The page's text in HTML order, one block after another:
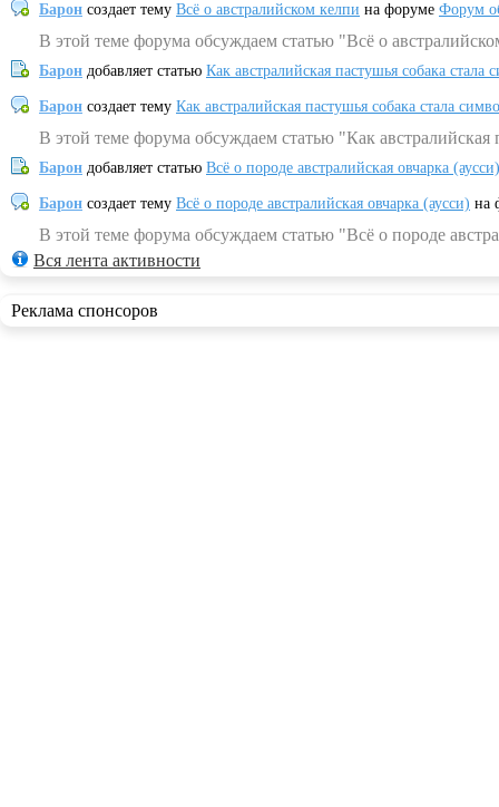
Барон создает тему Всё о австралийском келпи на форуме Форум
В этой теме форума обсуждаем статью "Всё о
Барон добавляет статью Как австралийская пастушья собака
Барон создает тему Как австралийская пастушья собака стала
В этой теме форума обсуждаем статью "Как
Барон добавляет статью Всё о породе австралийская овчарка (аусси)
Барон создает тему Всё о породе австралийская овчарка (аусси) на
В этой теме форума обсуждаем статью "Всё о породе
Вся лента активности
Реклама спонсоров